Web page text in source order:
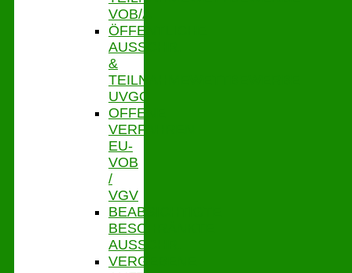
VOB/A
ÖFFENTLICHE
AUSSCHR.
&
TEILNAHMEWETTBEWERBE
UVGO
OFFENE
VERFAHREN
EU-
VOB
/
VGV
BEABSICHTIGTE
BESCHRÄNKTE
AUSSCHR.
VERGEBENE